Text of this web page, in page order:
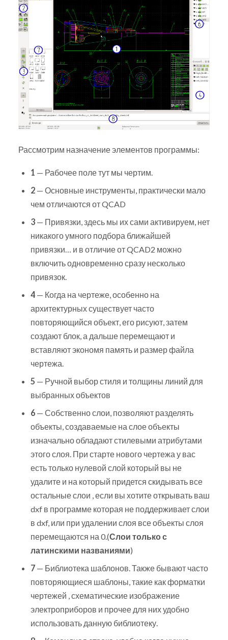
Рассмотрим назначение элементов программы:
1 — Рабочее поле тут мы чертим.
2 — Основные инструменты, практически мало
чем отличаются от QCAD
3 — Привязки, здесь мы их сами активируем, нет
никакого умного подбора ближайшей
привязки… и в отличие от QCAD2 можно
включить одновременно сразу несколько
привязок.
4 — Когда на чертеже, особенно на
архитектурных существует часто
повторяющийся объект, его рисуют, затем
создают блок, а дальше перемещают и
вставляют экономя память и размер файла
чертежа.
5 — Ручной выбор стиля и толщины линий для
выбранных объектов
6 — Собственно слои, позволяют разделять
объекты, создаваемые на слое объекты
изначально обладают стилевыми атрибутами
этого слоя. При старте нового чертежа у вас
есть только нулевой слой который вы не
удалите и на который придется скидывать все
остальные слои , если вы хотите открывать ваш
dxf в программе которая не поддерживает слои
в dxf, или при удалении слоя все объекты слоя
перемещаются на 0.(Слои только с
латинскими названиями)
7 — Библиотека шаблонов. Также бывают часто
повторяющиеся шаблоны, такие как форматки
чертежей , схематические изображение
электроприборов и прочее для них удобно
использовать данную библиотеку.